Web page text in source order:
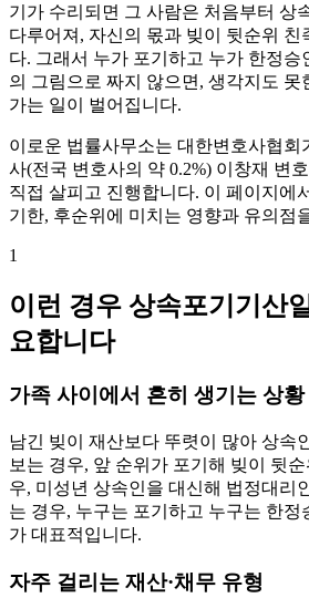
기가 수리되면 그 사람은 처음부터 상
다루어져, 자신의 몫과 빚이 뒷순위 친
다. 그래서 누가 포기하고 누가 한정승
의 그림으로 짜지 않으면, 생각지도 못
가는 일이 벌어집니다.
이로운 법률사무소는 대한변호사협회
사(전국 변호사의 약 0.2%) 이창재 변
직접 살피고 진행합니다. 이 페이지에
기한, 후순위에 미치는 영향과 유의점
1
이런 경우 상속포기기산
요합니다
가족 사이에서 흔히 생기는 상황
남긴 빚이 재산보다 뚜렷이 많아 상속
보는 경우, 앞 순위가 포기해 빚이 뒷
우, 미성년 상속인을 대신해 법정대리
는 경우, 누구는 포기하고 누구는 한정
가 대표적입니다.
자주 걸리는 재산·채무 유형